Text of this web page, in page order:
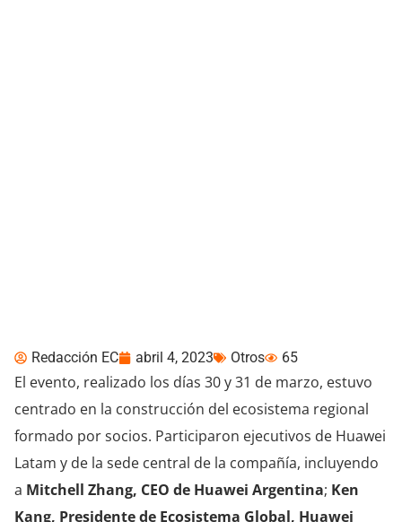
Redacción EC abril 4, 2023 Otros 65
El evento, realizado los días 30 y 31 de marzo, estuvo
centrado en la construcción del ecosistema regional
formado por socios. Participaron ejecutivos de Huawei
Latam y de la sede central de la compañía, incluyendo
a Mitchell Zhang, CEO de Huawei Argentina; Ken
Kang, Presidente de Ecosistema Global, Huawei